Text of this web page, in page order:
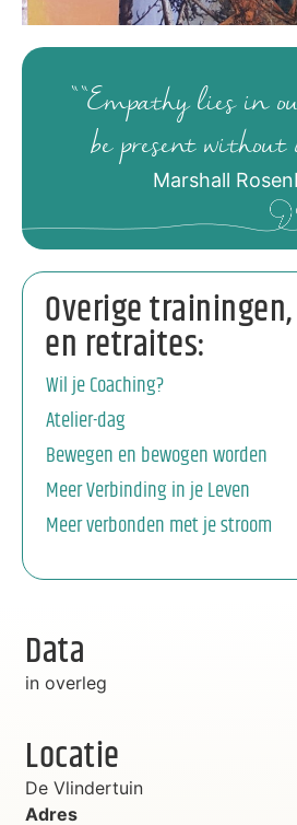
““Empathy lies in
be present without
Marshall
Overige
en retraites:
Wil je Coaching?
Atelier-dag
Bewegen en bewogen worden
Meer Verbinding in je Leven
Meer verbonden met je stroom
Data
in overleg
Locatie
De Vlindertuin
Adres